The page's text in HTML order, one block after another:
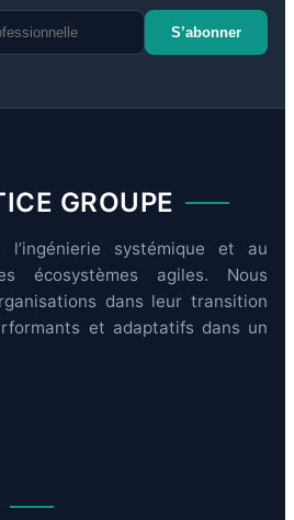
S’abonner
GROUPE
systémique et au
écosystèmes agiles. Nous
dans leur transition
et adaptatifs dans un